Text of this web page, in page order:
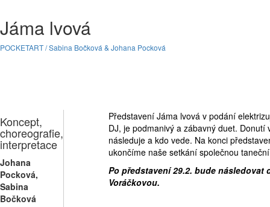
Jáma lvová
POCKETART / Sabina Bočková & Johana Pocková
Koncept,
choreografie,
interpretace
Johana
Pocková,
Sabina
Bočková
Představení Jáma lvová v podání
DJ, je podmanivý a zábavný duet.
následuje a kdo vede. Na konci
ukončíme naše setkání společnou
Po představení 29.2. bude následovat
Voráčkovou.